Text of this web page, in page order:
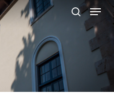
search
Menu
Close
Menu